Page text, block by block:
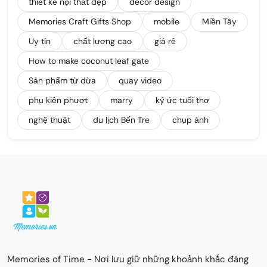
Memories Craft Gifts Shop
mobile
Miền Tây
Uy tín
chất lượng cao
giá rẻ
How to make coconut leaf gate
Sản phẩm từ dừa
quay video
phụ kiện phượt
marry
ký ức tuổi thơ
nghệ thuật
du lịch Bến Tre chụp ảnh
Memories of Time - Nơi lưu giữ những khoảnh khắc đáng